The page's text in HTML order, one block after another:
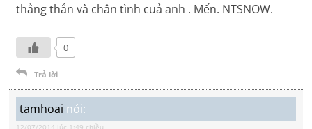
thẳng thắn và chân tình cuả anh . Mến. NTSNOW.
0
Trả lời
tamhoai nói:
12/07/2014 lúc 1:49 chiều